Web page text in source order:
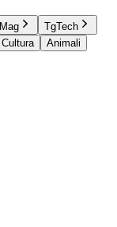
TgTech
Cultura
Animali